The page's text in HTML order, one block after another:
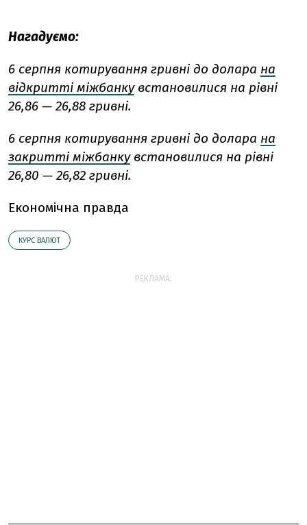
Нагадуємо:
6 серпня котирування гривні до долара на
відкритті міжбанкувстановилися на рівні
26,86 — 26,88 гривні.
6 серпня котирування гривні до долара на
закритті міжбанкувстановилися на рівні
26,80 — 26,82 гривні.
Економічна правда
КУРС ВАЛЮТ
РЕКЛАМА: